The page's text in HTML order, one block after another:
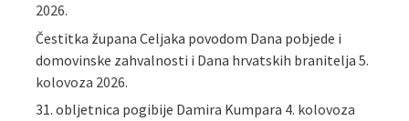
2026.
Čestitka župana Celjaka povodom Dana pobjede i
domovinske zahvalnosti i Dana hrvatskih branitelja 5.
kolovoza 2026.
31. obljetnica pogibije Damira Kumpara 4. kolovoza